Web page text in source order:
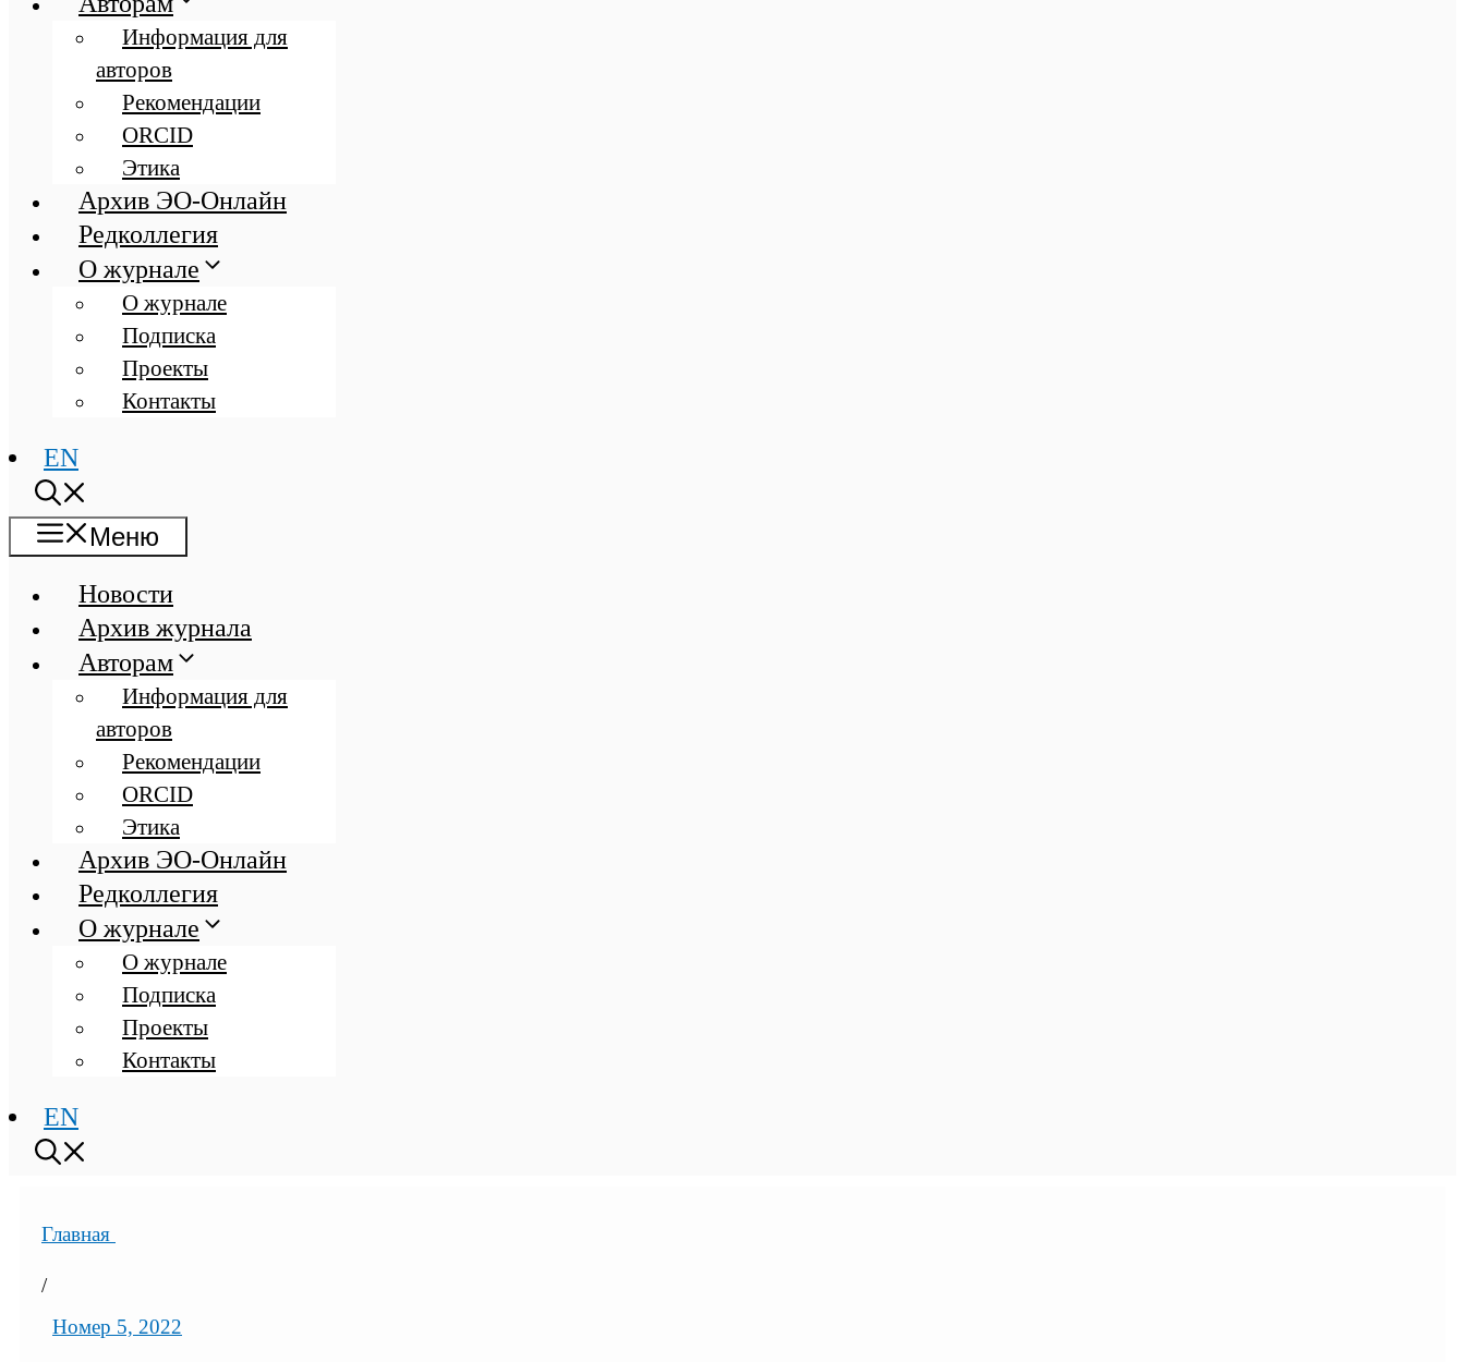
Информация для
авторов
Рекомендации
ORCID
Этика
Архив ЭО-Онлайн
Редколлегия
О журнале
О журнале
Подписка
Проекты
Контакты
EN
Меню
Новости
Архив журнала
Авторам
Информация для
авторов
Рекомендации
ORCID
Этика
Архив ЭО-Онлайн
Редколлегия
О журнале
О журнале
Подписка
Проекты
Контакты
EN
Главная
/
Номер 5, 2022